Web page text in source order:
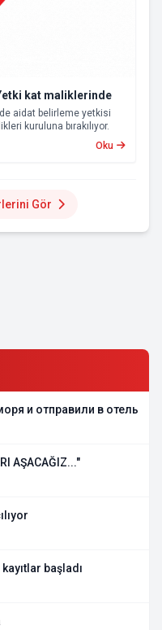
kat maliklerinde
aidat belirleme yetkisi
kuruluna bırakılıyor.
Oku
Gör
и отправили в отель
AŞACAĞIZ..."
başladı